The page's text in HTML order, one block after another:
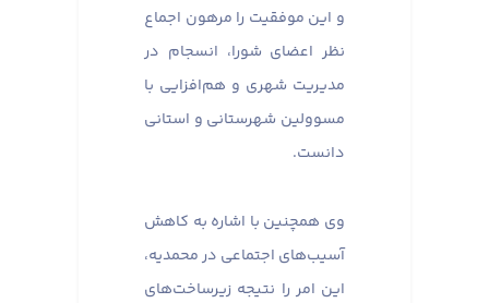
و این موفقیت را مرهون اجماع
نظر اعضای شورا، انسجام در
مدیریت شهری و هم‌افزایی با
مسوولین شهرستانی و استانی
دانست.
وی همچنین با اشاره به کاهش
آسیب‌های اجتماعی در محمدیه،
این امر را نتیجه زیرساخت‌های